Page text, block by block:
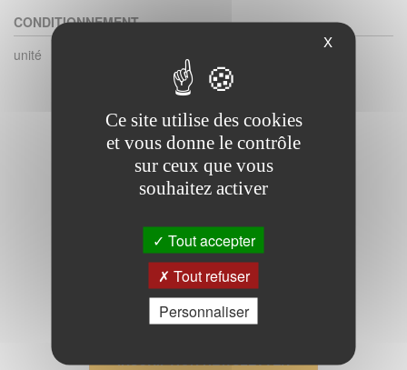
CONDITIONNEMENT
unité
INSCRIPTION NEWSLETTER
X
Ce site utilise des cookies
et vous donne le contrôle
sur ceux que vous
souhaitez activer
Tout accepter
Tout refuser
Personnaliser